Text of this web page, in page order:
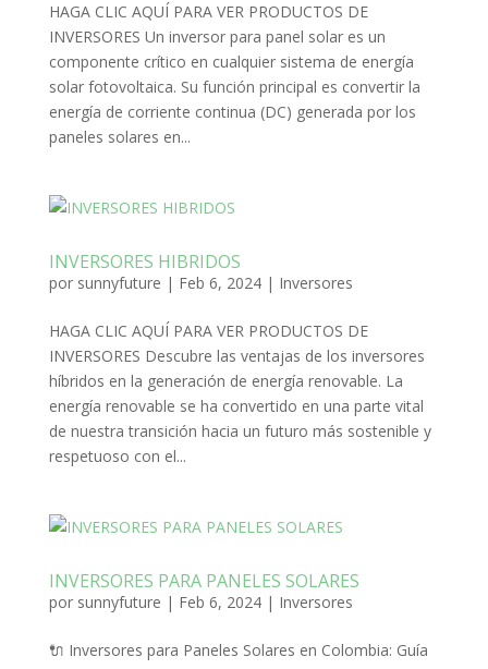
HAGA CLIC AQUÍ PARA VER PRODUCTOS DE
INVERSORES Un inversor para panel solar es un
componente crítico en cualquier sistema de energía
solar fotovoltaica. Su función principal es convertir la
energía de corriente continua (DC) generada por los
paneles solares en...
INVERSORES HIBRIDOS
por sunnyfuture | Feb 6, 2024| Inversores
HAGA CLIC AQUÍ PARA VER PRODUCTOS DE
INVERSORES Descubre las ventajas de los inversores
híbridos en la generación de energía renovable. La
energía renovable se ha convertido en una parte vital
de nuestra transición hacia un futuro más sostenible y
respetuoso con el...
INVERSORES PARA PANELES SOLARES
por sunnyfuture | Feb 6, 2024| Inversores
🔌 Inversores para Paneles Solares en Colombia: Guía